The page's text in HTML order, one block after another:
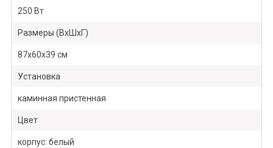
250 Вт
Размеры (ВхШхГ)
87х60х39 см
Установка
каминная пристенная
Цвет
корпус: белый